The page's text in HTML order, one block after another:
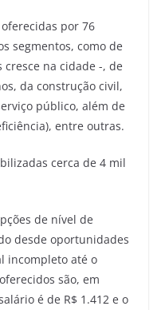
por 76
segmentos, como de
na cidade -, de
da construção civil,
público, além de
entre outras.
cerca de 4 mil
de nível de
desde oportunidades
incompleto até o
são, em
é de R$ 1.412 e o